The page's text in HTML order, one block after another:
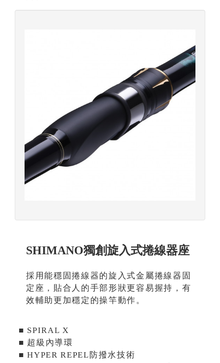
SHIMANO獨創旋入式捲線器座
採用能穩固捲線器的旋入式金屬捲線器固
定座，貼合人的手部形狀更容易握持，有
效輔助更加穩定的操竿動作。
■ SPIRAL X
■ 超級內導環
■ HYPER REPEL防撥水技術